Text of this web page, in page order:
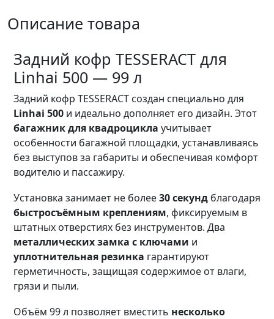
Описание товара
Задний кофр TESSERACT для
Linhai 500 — 99 л
Задний кофр TESSERACT создан специально для
Linhai 500 и идеально дополняет его дизайн. Этот
багажник для квадроцикла учитывает
особенности багажной площадки, устанавливаясь
без выступов за габариты и обеспечивая комфорт
водителю и пассажиру.
Установка занимает не более30 секунд благодаря
быстросъёмным креплениям, фиксируемым в
штатных отверстиях без инструментов. Два
металлических замка с ключами и
уплотнительная резинка гарантируют
герметичность, защищая содержимое от влаги,
грязи и пыли.
Объём 99 л позволяет вместить несколько